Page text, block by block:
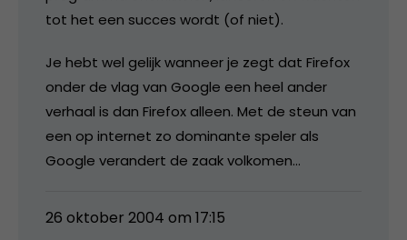
tot het een succes wordt (of niet).
Je hebt wel gelijk wanneer je zegt dat Firefox
onder de vlag van Google een heel ander
verhaal is dan Firefox alleen. Met de steun van
een op internet zo dominante speler als
Google verandert de zaak volkomen…
26 oktober 2004 om 17:15